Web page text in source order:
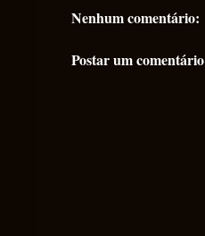
Nenhum comentário:
Postar um comentário